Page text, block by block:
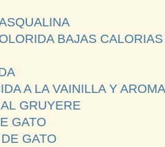
BAJAS CALORIAS
A LA VAINILLA Y
GRUYERE
GATO
GATO